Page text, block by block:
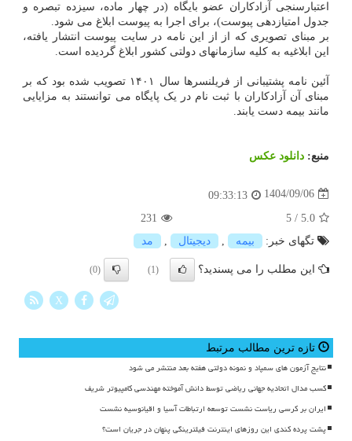
اعتبارسنجی آزادکاران عضو بایگاه (در چهار ماده، سیزده تبصره و
جدول امتیازدهی پبوست)، برای اجرا به پیوست ابلاغ می شود.
بر مبنای تصویری که از از این نامه در سایت پیوست انتشار یافته،
این ابلاغیه به کلیه سازمانهای دولتی کشور ابلاغ گردیده است.
آئین نامه پشتیبانی از فریلنسرها سال ۱۴۰۱ تصویب شده بود که بر
مبنای آن آزادکاران با ثبت نام در یک پایگاه می توانستند به مزایایی
مانند بیمه دست یابند.
منبع: دانلود عكس
1404/09/06
09:33:13
5.0
/
5
231
تگهای خبر:
بیمه دیجیتال مد
این مطلب را می پسندید؟ (1)
(0)
X
تازه ترین مطالب مرتبط
نتایج آزمون های سمپاد و نمونه دولتی هفته بعد منتشر می شود
کسب مدال اتحادیه جهانی ریاضی توسط دانش آموخته مهندسی کامپیوتر شریف
ایران بر کرسی ریاست نشست توسعه ارتباطات آسیا و اقیانوسیه نشست
پشت پرده کندی این روزهای اینترنت فیلترینگی پنهان در جریان است؟